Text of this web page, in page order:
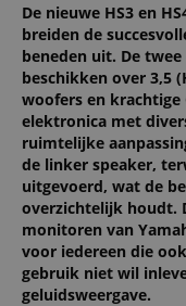
De nieuwe HS3 en
breiden de
beneden uit. De
beschikken over 3,5
woofers en krachtige
elektronica met
ruimtelijke
de linker speaker,
uitgevoerd, wat de
overzichtelijk houdt.
monitoren van
voor iedereen die
gebruik niet wil
geluidsweergave.